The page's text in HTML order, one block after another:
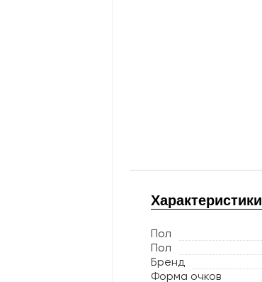
Характеристики
Пол
Пол
Бренд
Форма очков